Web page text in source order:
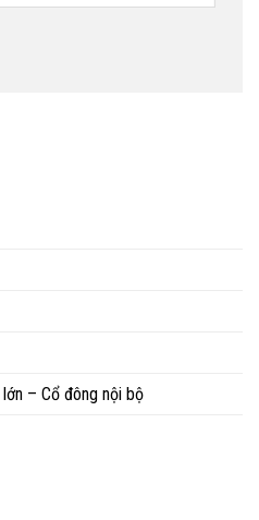
– Cổ đông nội bộ